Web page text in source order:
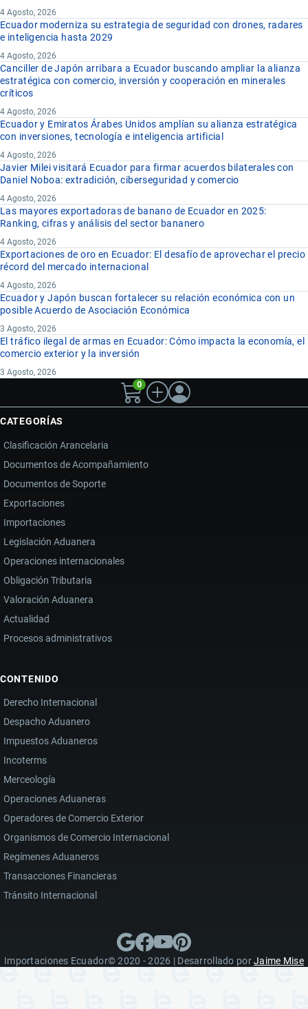
4 Agosto, 2026
Ecuador moderniza su estrategia de seguridad con drones, radares
e inteligencia hasta 2029
4 Agosto, 2026
Canciller de Japón arribara a Ecuador buscando ampliar la alianza
estratégica con comercio, inversión y cooperación en minerales
críticos
4 Agosto, 2026
Ecuador y Emiratos Árabes Unidos amplían su alianza estratégica
con inversiones, tecnología e inteligencia artificial
4 Agosto, 2026
Javier Milei visitará Ecuador para firmar acuerdos bilaterales con
Daniel Noboa: extradición, ciberseguridad y comercio
4 Agosto, 2026
Las mayores exportadoras de banano de Ecuador en 2025:
Ranking, cifras y análisis del sector bananero
4 Agosto, 2026
Exportaciones de oro en Ecuador: El desafío de aprovechar el precio
récord del mercado internacional
4 Agosto, 2026
Ecuador y Japón buscan fortalecer su relación económica con un
posible Acuerdo de Asociación Económica
3 Agosto, 2026
El tráfico ilegal de armas en Ecuador: Cómo impacta la economía, el
comercio exterior y la inversión
3 Agosto, 2026
0
CATEGORÍAS
Clasificación Arancelaria
Documentos de Acompañamiento
Documentos de Soporte
Exportaciones
Importaciones
Legislación Aduanera
Operaciones internacionales
Obligación Tributaria
Valoración Aduanera
Actualidad
Procesos administrativos
CONTENIDO
Derecho Internacional
Despacho Aduanero
Impuestos Aduaneros
Incoterms
Merceología
Operaciones Aduaneras
Operadores de Comercio Exterior
Organismos de Comercio Internacional
Regímenes Aduaneros
Transacciones Financieras
Tránsito Internacional
Importaciones Ecuador© 2020 - 2026 | Desarrollado porJaime Mise